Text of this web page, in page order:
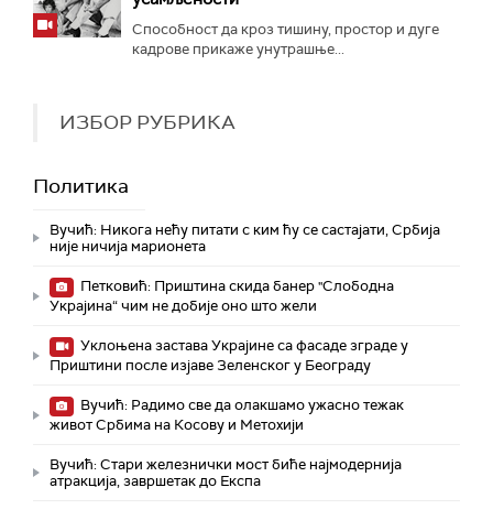
Способност да кроз тишину, простор и дуге
кадрове прикаже унутрашње...
ИЗБОР РУБРИКА
Политика
Вучић: Никога нећу питати с ким ћу се састајати, Србија
није ничија марионета
Петковић: Приштина скида банер "Слободна
Украјина“ чим не добије оно што жели
Уклоњена застава Украјине са фасаде зграде у
Приштини после изјаве Зеленског у Београду
Вучић: Радимо све да олакшамо ужасно тежак
живот Србима на Косову и Метохији
Вучић: Стари железнички мост биће најмодернија
атракција, завршетак до Експа